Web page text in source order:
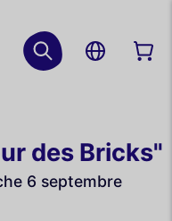
des Bricks"
6 septembre